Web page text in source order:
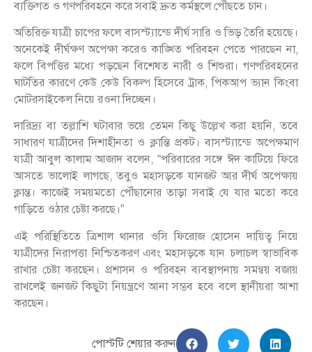
ব্যক্তিগত ও গণপরিবহনে করে সবাই দ্রুত কর্মস্থলে পৌঁছতে চান।
অতিরিক্ত যাত্রী চাপের ফলে বাসস্ট্যান্ডে দীর্ঘ সারি ও ভিড় তৈরি হয়েছে।
অনেকেই দীর্ঘক্ষণ অপেক্ষা করেও কাঙ্খিত পরিবহন পেতে পারছেন না,
ফলে বিপত্তির মধ্যে পড়ছেন বিশেষত নারী ও শিশুরা। গণপরিবহনের
ঘাটতির কারণে কেউ কেউ বিকল্প হিসেবে ট্রাক, পিকআপ ভ্যান কিংবা
মোটরসাইকেল নিয়ে রওনা দিচ্ছেন।
দারিদ্র্য বা তল্লাশি ঘটাবার ভয়ে তেমন কিছু উল্লেখ করা হয়নি, তবে
সাধারণ যাত্রীদের দিশাহীনতা ও ক্লান্তি প্রকট। বাসস্ট্যান্ডে অপেক্ষমাণ
যাত্রী আবুল কালাম আজাদ বলেন, “পরিবারের সঙ্গে ঈদ কাটিয়ে ফিরে
আসতে ভালোই লাগছে, তবুও মহাসড়কে যানজট আর দীর্ঘ অপেক্ষায়
ক্লান্ত। কাজেই সময়মতো পৌঁছানোর তাড়া সবাই যে যার মতো করে
গাড়িতে ওঠার চেষ্টা করছে।”
এই পরিস্থিতিতে ত্রিশাল থানার ওসি ফিরোজ হোসেন দায়িত্ব নিয়ে
যাত্রীদের নিরাপত্তা নিশ্চিতকরণ এবং মহাসড়কে যান চলাচল স্বাভাবিক
রাখার চেষ্টা করছেন। প্রশাসন ও পরিবহন ব্যবস্থাপনায় সমন্বয় বজায়
রাখলেই জনজট কিছুটা নিয়ন্ত্রণে আনা সম্ভব হবে বলে স্থানীয়রা আশা
করছেন।
পোস্টটি শেয়ার করুন